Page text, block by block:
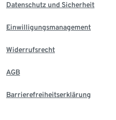
Datenschutz und Sicherheit
Einwilligungsmanagement
Widerrufsrecht
AGB
Barrierefreiheitserklärung